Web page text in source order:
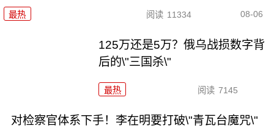
最热 阅读 11334 08-06
125万还是5万？俄乌战损数字背
后的\"三国杀\"
最热 阅读 7145
对检察官体系下手！李在明要打破\"青瓦台魔咒\"